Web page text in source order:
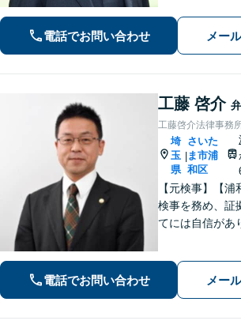
動産などに対応
ま、個人事業主
電話でお問い合わせ メー
工藤 啓介
工藤啓介法律事務
埼
玉
県
|
さいた
ま市浦
和区
【元検事】【
検事を務め、証
てには自信があ
わせ下さい。
電話でお問い合わせ メー